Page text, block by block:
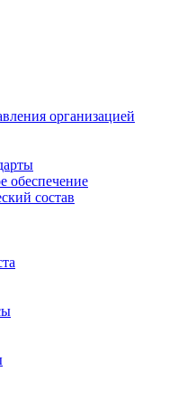
организацией
обеспечение
состав